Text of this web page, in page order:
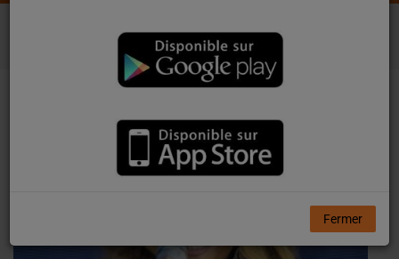
Beyoncé
Fermer